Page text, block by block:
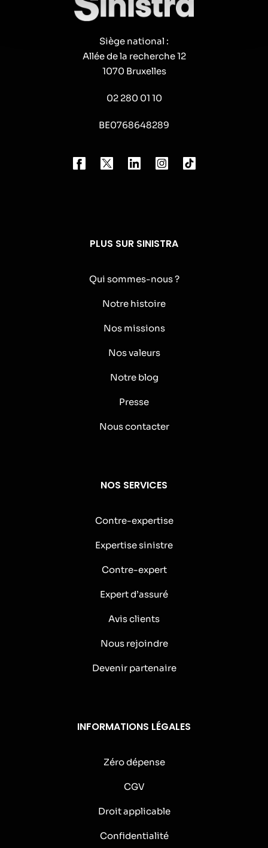
Siège national :
Allée de la recherche 12
1070 Bruxelles
02 280 01 10
BE0768648289
PLUS SUR SINISTRA
Qui sommes-nous ?
Notre histoire
Nos missions
Nos valeurs
Notre blog
Presse
Nous contacter
NOS SERVICES
Contre-expertise
Expertise sinistre
Contre-expert
Expert d’assuré
Avis clients
Nous rejoindre
Devenir partenaire
INFORMATIONS LÉGALES
Zéro dépense
CGV
Droit applicable
Confidentialité